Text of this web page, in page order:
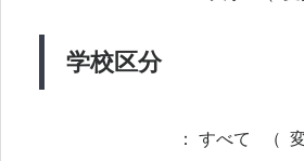
学校区分
： すべて （